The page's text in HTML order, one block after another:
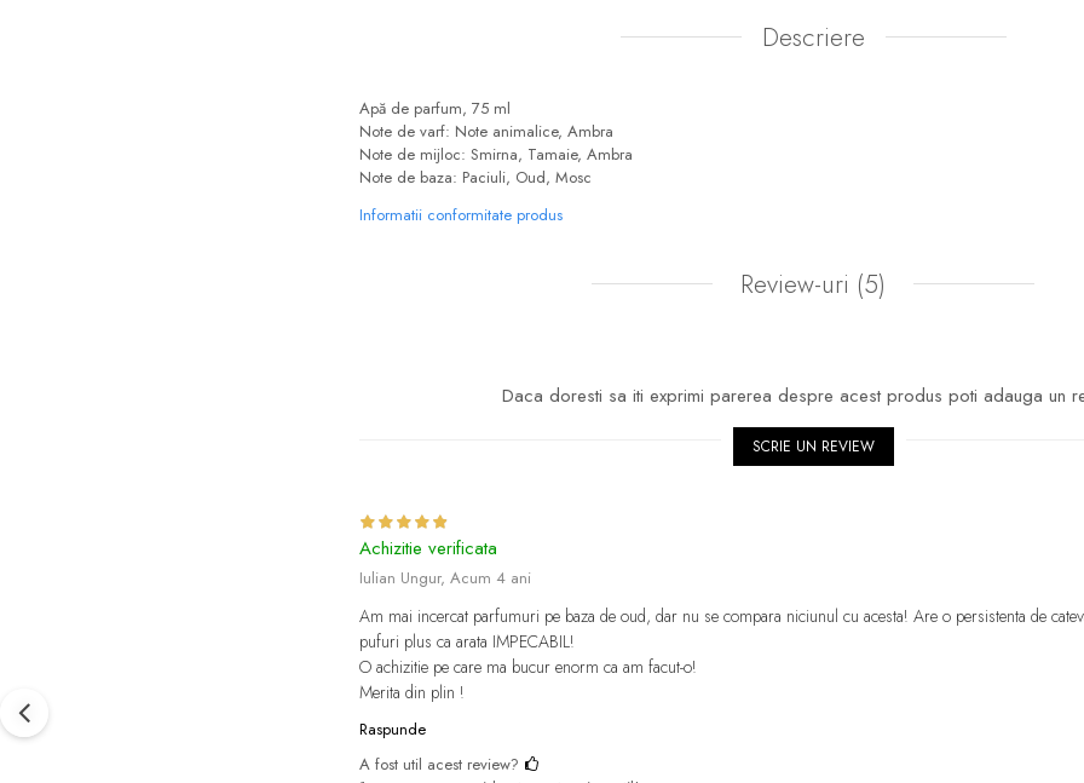
Descriere
Apă de parfum, 75 ml
Note de varf: Note animalice, Ambra
Note de mijloc: Smirna, Tamaie, Ambra
Note de baza: Paciuli, Oud, Mosc
Informatii conformitate produs
Review-uri (5)
Daca doresti sa iti exprimi parerea despre acest produs poti adauga un
SCRIE UN REVIEW
Achizitie verificata
Iulian Ungur, Acum 4 ani
Am mai incercat parfumuri pe baza de oud, dar nu se compara niciunul cu acesta! Are o persistenta de
pufuri plus ca arata IMPECABIL!
O achizitie pe care ma bucur enorm ca am facut-o!
Merita din plin !
Raspunde
A fost util acest review?